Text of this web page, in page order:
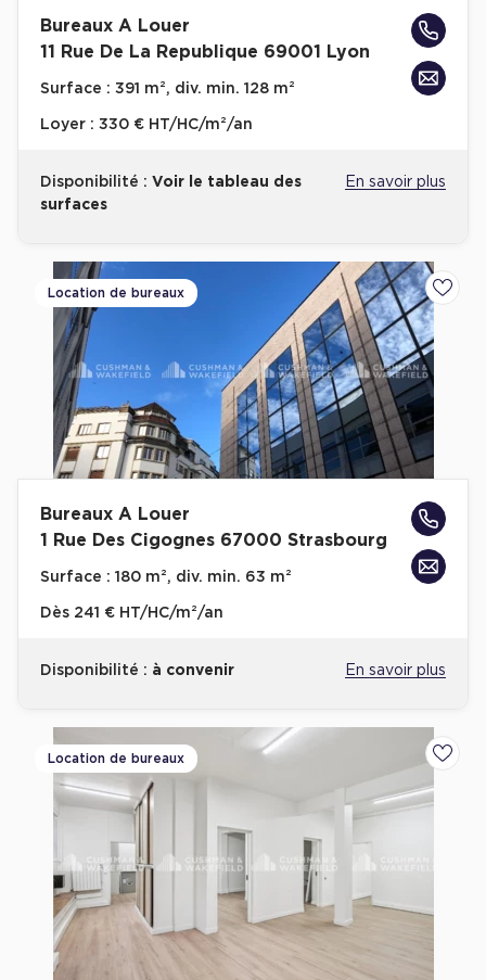
Bureaux A Louer
11 Rue De La Republique 69001 Lyon
Surface : 391 m², div. min. 128 m²
Loyer : 330 € HT/HC/m²/an
Disponibilité : Voir le tableau des
surfaces
En savoir plus
Location de bureaux
Bureaux A Louer
1 Rue Des Cigognes 67000 Strasbourg
Surface : 180 m², div. min. 63 m²
Dès 241 € HT/HC/m²/an
Disponibilité : à convenir En savoir plus
Location de bureaux